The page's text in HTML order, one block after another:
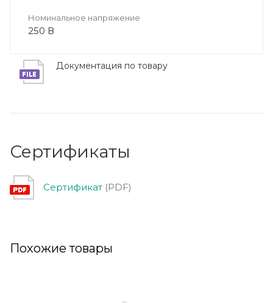
Номинальное напряжение
250 В
Документация по товару
Сертификаты
Сертификат (PDF)
Похожие товары